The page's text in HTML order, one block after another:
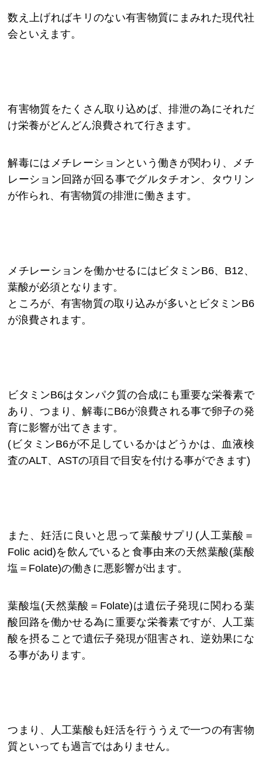
数え上げればキリのない有害物質にまみれた現代社
会といえます。
有害物質をたくさん取り込めば、排泄の為にそれだ
け栄養がどんどん浪費されて行きます。
解毒にはメチレーションという働きが関わり、メチ
レーション回路が回る事でグルタチオン、タウリン
が作られ、有害物質の排泄に働きます。
メチレーションを働かせるにはビタミンB6、B12、
葉酸が必須となります。
ところが、有害物質の取り込みが多いとビタミンB6
が浪費されます。
ビタミンB6はタンパク質の合成にも重要な栄養素で
あり、つまり、解毒にB6が浪費される事で卵子の発
育に影響が出てきます。
(ビタミンB6が不足しているかはどうかは、血液検
査のALT、ASTの項目で目安を付ける事ができます)
また、妊活に良いと思って葉酸サプリ(人工葉酸＝
Folic acid)を飲んでいると食事由来の天然葉酸(葉酸
塩＝Folate)の働きに悪影響が出ます。
葉酸塩(天然葉酸＝Folate)は遺伝子発現に関わる葉
酸回路を働かせる為に重要な栄養素ですが、人工葉
酸を摂ることで遺伝子発現が阻害され、逆効果にな
る事があります。
つまり、人工葉酸も妊活を行ううえで一つの有害物
質といっても過言ではありません。